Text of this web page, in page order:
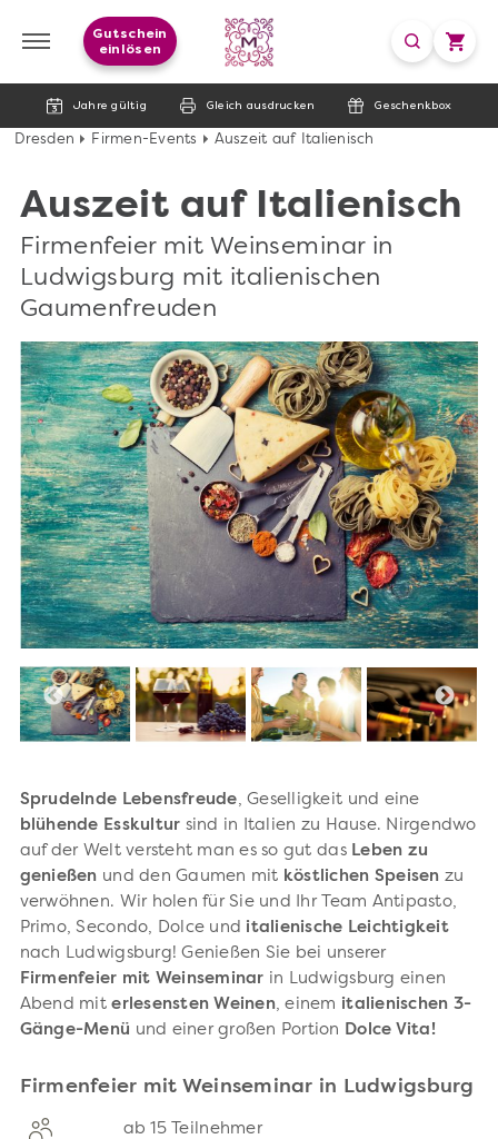
Jahre gültig Gleich ausdrucken Geschenkbox
Gutschein
einlösen
Dresden Firmen-Events Auszeit auf Italienisch
Auszeit auf Italienisch
Firmenfeier mit Weinseminar in
Ludwigsburg mit italienischen
Gaumenfreuden
Sprudelnde Lebensfreude, Geselligkeit und eine
blühende Esskultur sind in Italien zu Hause. Nirgendwo
auf der Welt versteht man es so gut das Leben zu
genießen und den Gaumen mit köstlichen Speisen zu
verwöhnen. Wir holen für Sie und Ihr Team Antipasto,
Primo, Secondo, Dolce und italienische Leichtigkeit
nach Ludwigsburg! Genießen Sie bei unserer
Firmenfeier mit Weinseminar in Ludwigsburg einen
Abend miterlesensten Weinen, einem italienischen 3-
Gänge-Menü und einer großen Portion Dolce Vita!
Firmenfeier mit Weinseminar in Ludwigsburg
ab 15 Teilnehmer